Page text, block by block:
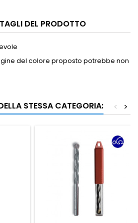
DEL PRODOTTO
del colore proposto potrebbe non
STESSA CATEGORIA: >
<